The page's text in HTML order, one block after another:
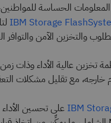
الحساسة
IBM Storage
والتخزين الآمن والتوافر
تخزين عالية الأداء وذات
خارجه، مع تقليل مشكلات
على تحسين